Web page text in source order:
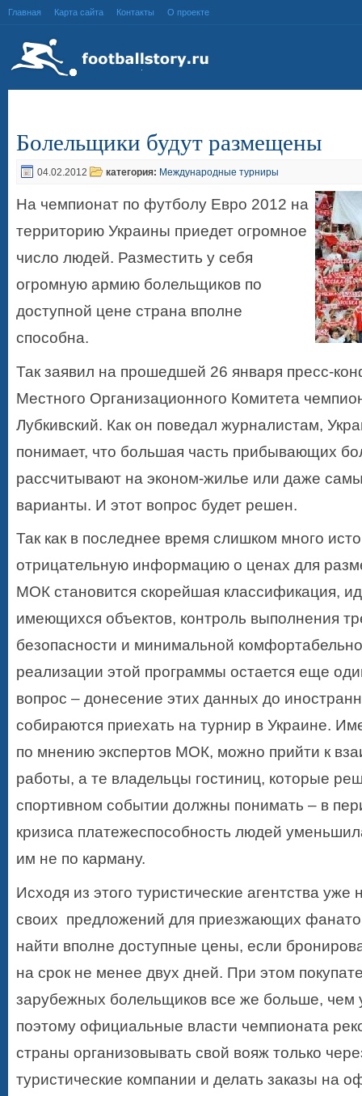
Главная Карта сайта Контакты О проекте
Болельщики будут размещены
04.02.2012 категория: Международные турниры
На чемпионат по футболу Евро 2012 на
территорию Украины приедет огромное
число людей. Разместить у себя
огромную армию болельщиков по
доступной цене страна вполне
способна.
Так заявил на прошедшей 26 января пресс-
Местного Организационного Комитета
Лубкивский. Как он поведал журналистам,
понимает, что большая часть прибывающих
рассчитывают на эконом-жилье или даже
варианты. И этот вопрос будет решен.
Так как в последнее время слишком много
отрицательную информацию о ценах для
МОК становится скорейшая классификация,
имеющихся объектов, контроль выполнения
безопасности и минимальной
реализации этой программы остается еще
вопрос – донесение этих данных до
собираются приехать на турнир в Украине.
по мнению экспертов МОК, можно прийти к
работы, а те владельцы гостиниц, которые
спортивном событии должны понимать – в
кризиса платежеспособность людей
им не по карману.
Исходя из этого туристические агентства
своих предложений для приезжающих
найти вполне доступные цены, если
на срок не менее двух дней. При этом
зарубежных болельщиков все же больше, чем
поэтому официальные власти чемпионата
страны организовывать свой вояж только
туристические компании и делать заказы на